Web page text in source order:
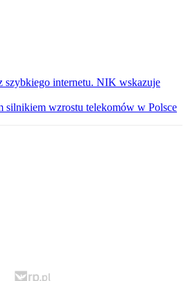
szybkiego internetu. NIK wskazuje
silnikiem wzrostu telekomów w Polsce